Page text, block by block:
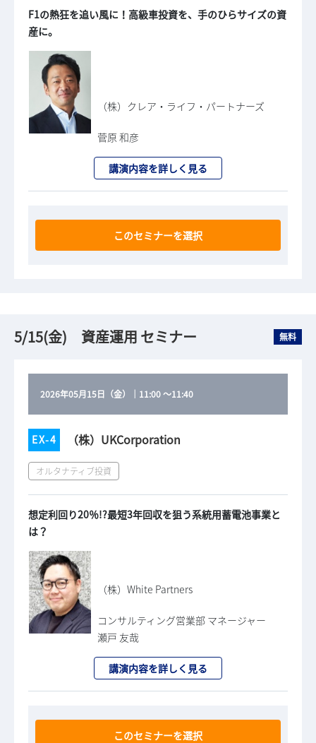
F1の熱狂を追い風に！高級車投資を、手のひらサイズの資
産に。
（株）クレア・ライフ・パートナーズ
菅原 和彦
講演内容を詳しく見る
このセミナーを選択
5/15(金) 資産運用 セミナー 無料
2026年05月15日（金） ｜ 11:00～11:40
EX-4 （株）UKCorporation
オルタナティブ投資
想定利回り20％!?最短3年回収を狙う系統用蓄電池事業と
は？
（株）White Partners
コンサルティング営業部 マネージャー
瀬戸 友哉
講演内容を詳しく見る
このセミナーを選択